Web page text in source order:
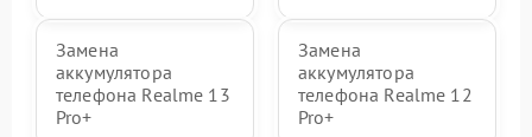
Замена
аккумулятора
телефона Realme 13
Pro+
Замена
аккумулятора
телефона Realme 12
Pro+